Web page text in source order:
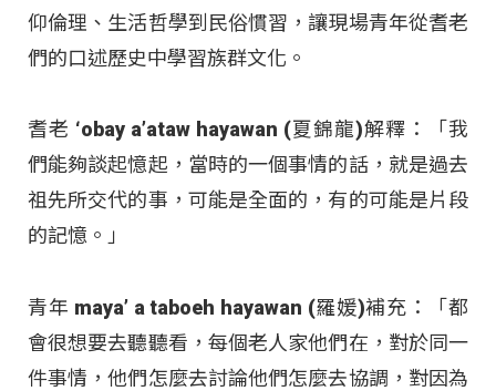
仰倫理、生活哲學到民俗慣習，讓現場青年從耆老
們的口述歷史中學習族群文化。
耆老 ‘obay a’ataw hayawan (夏錦龍)解釋：「我
們能夠談起憶起，當時的一個事情的話，就是過去
祖先所交代的事，可能是全面的，有的可能是片段
的記憶。」
青年 maya’ a taboeh hayawan (羅媛)補充：「都
會很想要去聽聽看，每個老人家他們在，對於同一
件事情，他們怎麼去討論他們怎麼去協調，對因為